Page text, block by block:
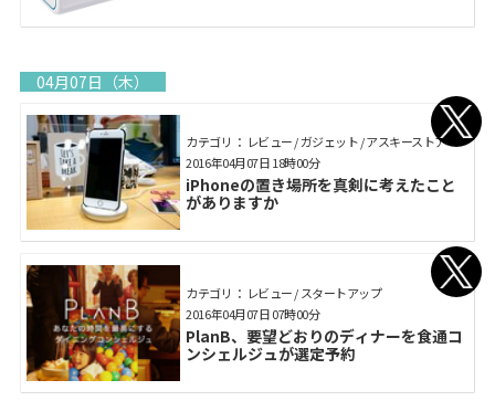
04月07日（木）
カテゴリ： レビュー / ガジェット / アスキーストア
iPhoneの置き場所を真剣に考えたこと
がありますか
2016年04月07日 18時00分
カテゴリ： レビュー / スタートアップ
PlanB、要望どおりのディナーを食通コ
ンシェルジュが選定予約
2016年04月07日 07時00分